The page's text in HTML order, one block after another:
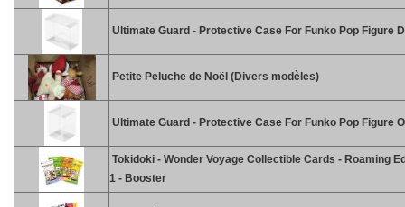
Ultimate Guard - Protective Case For Funko Pop Figure
Petite Peluche de Noël (Divers modèles)
Ultimate Guard - Protective Case For Funko Pop Figure
Tokidoki - Wonder Voyage Collectible Cards - Roaming
1 - Booster